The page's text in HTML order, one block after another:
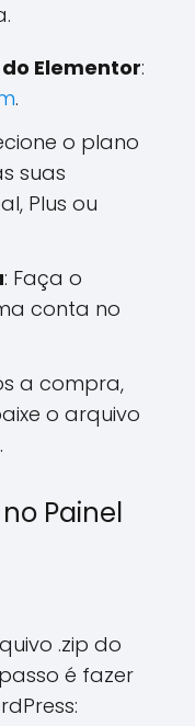
Elementor:
.
o plano
suas
Plus ou
: Faça o
conta no
a compra,
o arquivo
Painel
.zip do
é fazer